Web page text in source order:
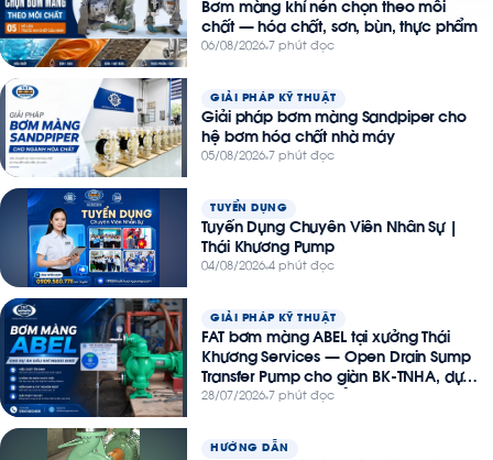
Bơm màng khí nén chọn theo môi
chất — hóa chất, sơn, bùn, thực phẩm
06/08/2026 7 phút đọc
GIẢI PHÁP KỸ THUẬT
Giải pháp bơm màng Sandpiper cho
hệ bơm hóa chất nhà máy
05/08/2026 7 phút đọc
TUYỂN DỤNG
Tuyển Dụng Chuyên Viên Nhân Sự |
Thái Khương Pump
04/08/2026 4 phút đọc
GIẢI PHÁP KỸ THUẬT
FAT bơm màng ABEL tại xưởng Thái
Khương Services — Open Drain Sump
Transfer Pump cho giàn BK-TNHA, dự
án Thiên Nga – Hải Âu
28/07/2026 7 phút đọc
HƯỚNG DẪN